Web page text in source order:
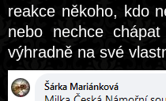
reakce někoho, kdo
nebo nechce
výhradně na své